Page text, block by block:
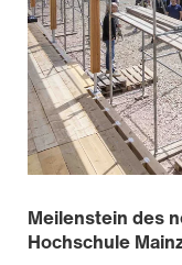
Meilenstein des
Hochschule